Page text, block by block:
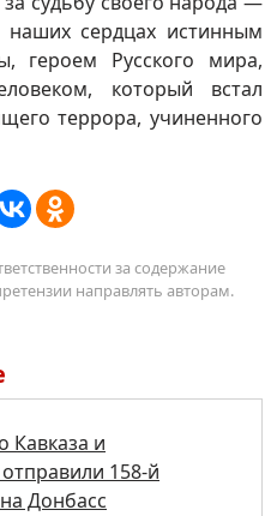
наших сердцах истинным
героем Русского мира,
который встал
террора, учиненного
за содержание
направлять авторам.
Кавказа и
158-й
Донбасс